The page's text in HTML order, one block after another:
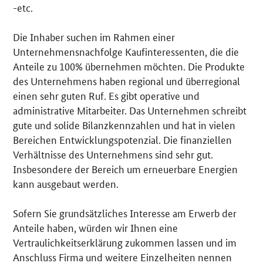
-etc.
Die Inhaber suchen im Rahmen einer
Unternehmensnachfolge Kaufinteressenten, die die
Anteile zu 100% übernehmen möchten. Die Produkte
des Unternehmens haben regional und überregional
einen sehr guten Ruf. Es gibt operative und
administrative Mitarbeiter. Das Unternehmen schreibt
gute und solide Bilanzkennzahlen und hat in vielen
Bereichen Entwicklungspotenzial. Die finanziellen
Verhältnisse des Unternehmens sind sehr gut.
Insbesondere der Bereich um erneuerbare Energien
kann ausgebaut werden.
Sofern Sie grundsätzliches Interesse am Erwerb der
Anteile haben, würden wir Ihnen eine
Vertraulichkeitserklärung zukommen lassen und im
Anschluss Firma und weitere Einzelheiten nennen